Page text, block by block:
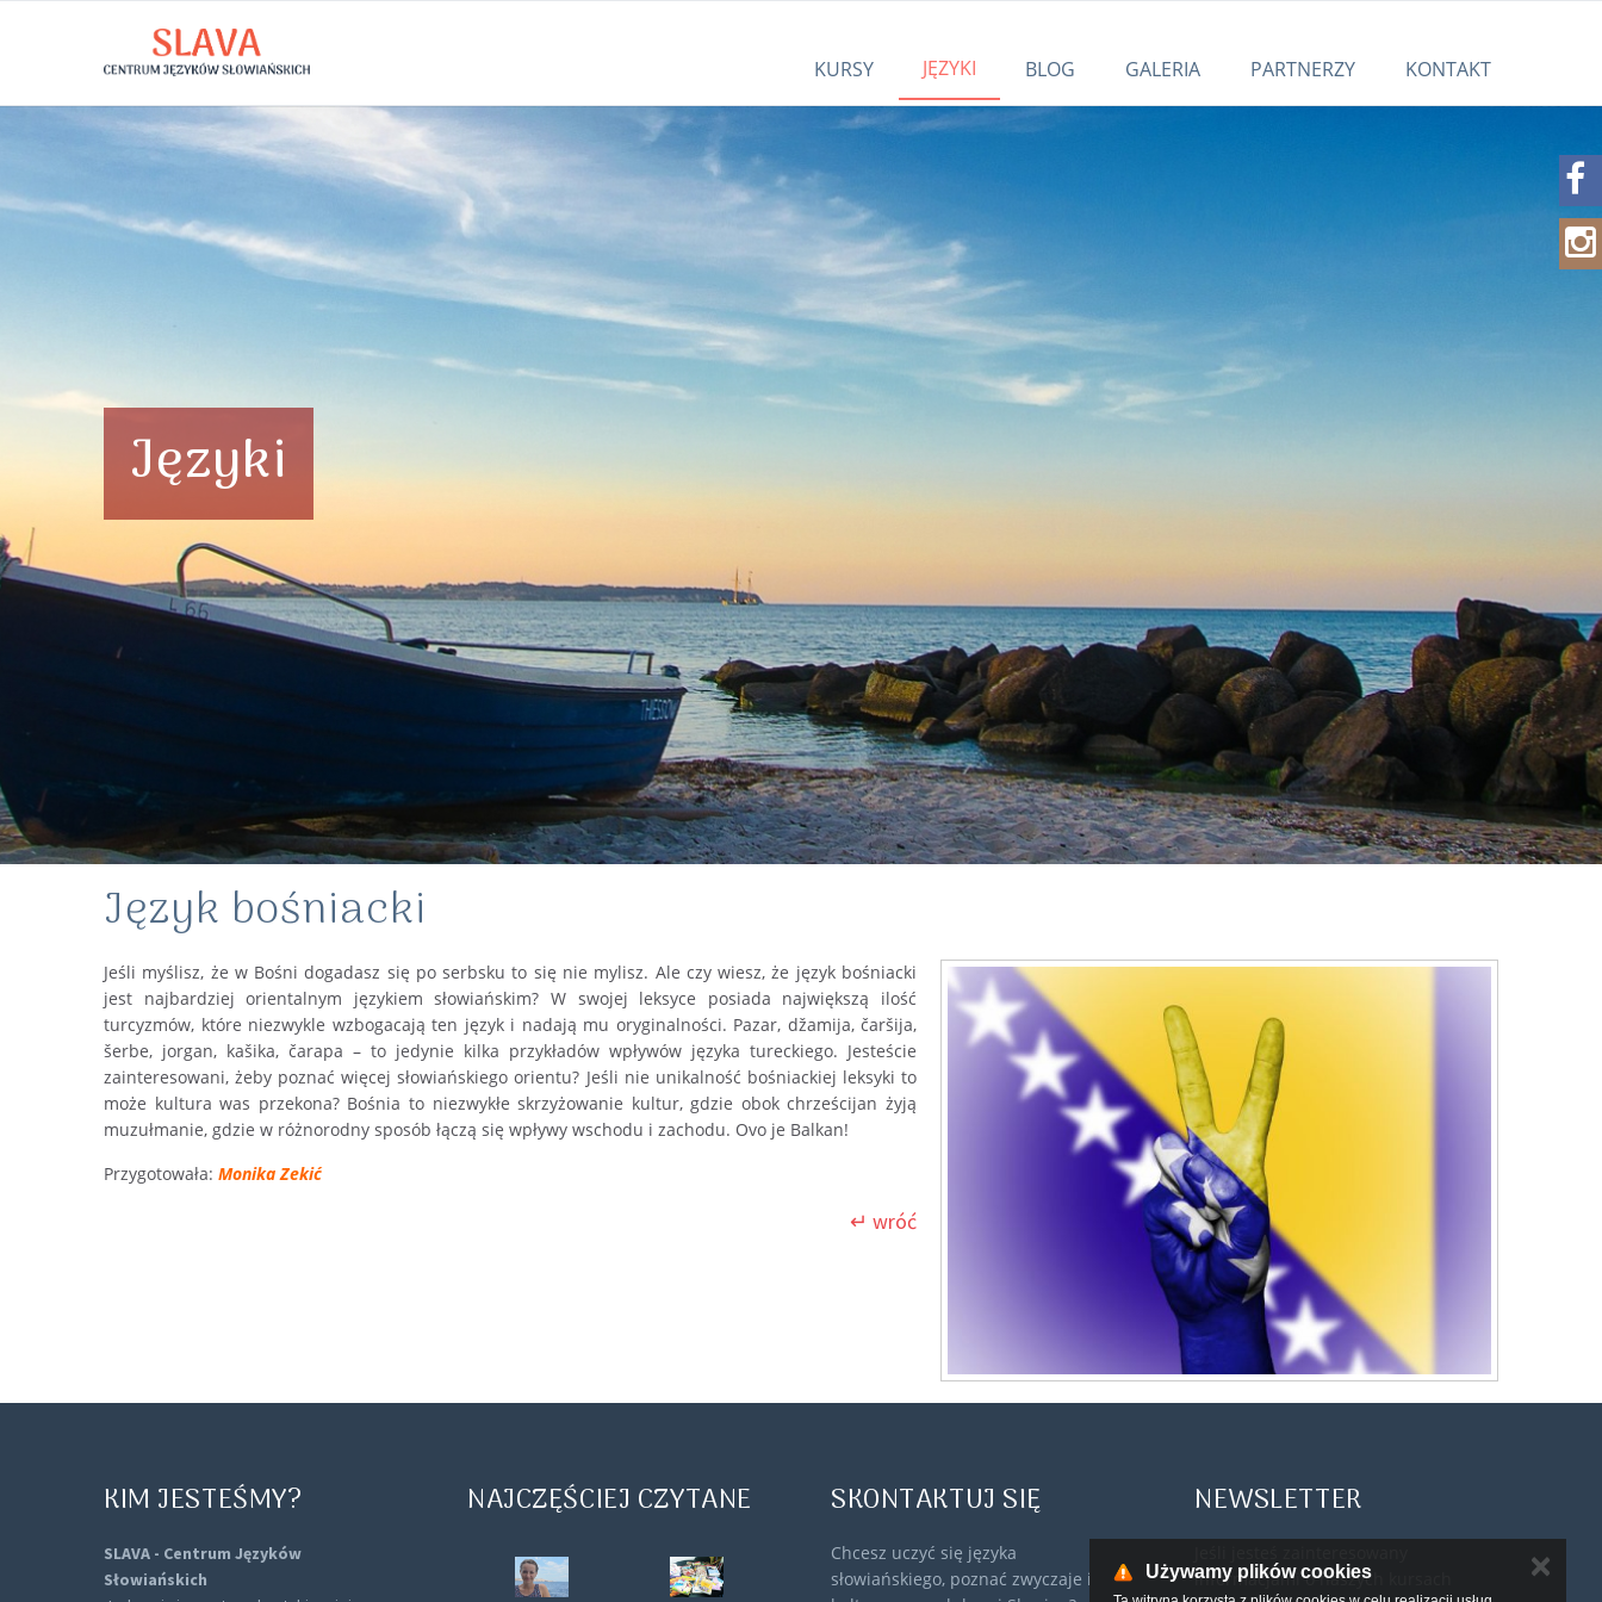
KURSY JĘZYKI BLOG GALERIA PARTNERZY KONTAKT
Języki
Język bośniacki
Jeśli myślisz, że w Bośni dogadasz się po serbsku to się nie mylisz. Ale czy wiesz, że język bośniacki
jest najbardziej orientalnym językiem słowiańskim? W swojej leksyce posiada największą ilość
turcyzmów, które niezwykle wzbogacają ten język i nadają mu oryginalności. Pazar, džamija, čaršija,
šerbe, jorgan, kašika, čarapa – to jedynie kilka przykładów wpływów języka tureckiego. Jesteście
zainteresowani, żeby poznać więcej słowiańskiego orientu? Jeśli nie unikalność bośniackiej leksyki to
może kultura was przekona? Bośnia to niezwykłe skrzyżowanie kultur, gdzie obok chrześcijan żyją
muzułmanie, gdzie w różnorodny sposób łączą się wpływy wschodu i zachodu. Ovo je Balkan!
Przygotowała: Monika Zekić
↵ wróć
KIM JESTEŚMY?
SLAVA - Centrum Języków
Słowiańskich
NAJCZĘŚCIEJ CZYTANE SKONTAKTUJ SIĘ
Chcesz uczyć się języka
słowiańskiego, poznać zwyczaje i
NEWSLETTER
informacjami o naszych kursach
Używamy plików cookies ✕